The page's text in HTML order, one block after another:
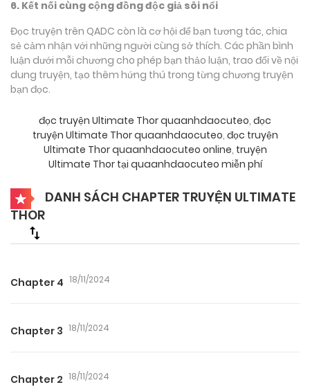
6. Kết nối cùng cộng đồng độc giả sôi nổi
Đọc truyện trên QADC còn là cơ hội để bạn tương tác, chia
sẻ cảm nhận với những người cùng sở thích. Các phần bình
luận dưới mỗi chương cho phép bạn thảo luận, trao đổi về nội
dung truyện, tạo thêm hứng thú trong từng chương truyện
bạn đọc.
đọc truyện Ultimate Thor quaanhdaocuteo, đọc
truyện Ultimate Thor quaanhdaocuteo, đọc truyện
Ultimate Thor quaanhdaocuteo online, truyện
Ultimate Thor tại quaanhdaocuteo miễn phí
DANH SÁCH CHAPTER TRUYỆN ULTIMATE
THOR
Chapter 4 18/11/2024
Chapter 3 18/11/2024
Chapter 2 18/11/2024